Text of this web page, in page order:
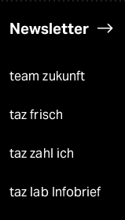
Newsletter
team zukunft
taz frisch
taz zahl ich
taz lab Infobrief